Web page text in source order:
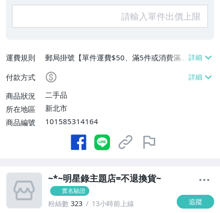
運費規則
郵局掛號【單件運費$50、滿5件或消費滿
$10000免運費】
付款方式
商品狀況
二手品
所在地區
新北市
商品編號
101585314164
~*~明星錄主題店=不退換貨~
實名驗證
粉絲數 323 13小時前上線 追蹤